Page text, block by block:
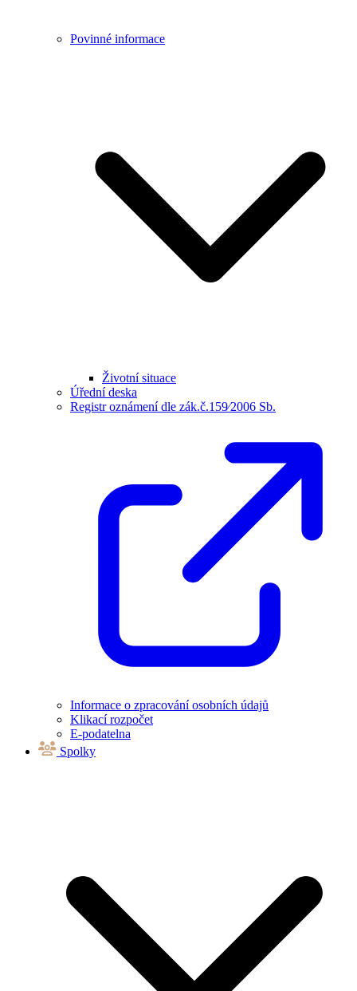
Povinné informace
Životní situace
Úřední deska
Registr oznámení dle zák.č.159⁄2006 Sb.
Informace o zpracování osobních údajů
Klikací rozpočet
E-podatelna
Spolky